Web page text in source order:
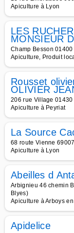
Apiculture à Lyon
LES
MONSIEUR
Champ Besson
Apiculture, Produit
Rousset
OLIVIER
206 rue Village
Apiculture à Peyriat
La Source
68 route Vienne
Apiculture à Lyon
Abeilles d
Arbignieu 46 chemin
Blyes)
Apiculture à Arboys
Apidelice